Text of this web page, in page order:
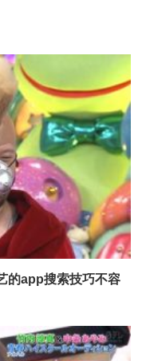
的app搜索技巧不容